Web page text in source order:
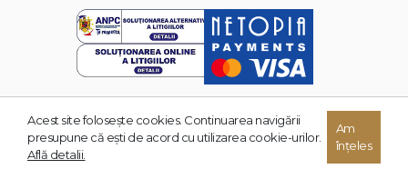
© 2026 Grupul Editorial TREI. Toate drepturile rezervate.
Acest site foloseşte cookies. Continuarea navigării
presupune că eşti de acord cu utilizarea cookie-urilor.
Află detalii.
Am
înțeles